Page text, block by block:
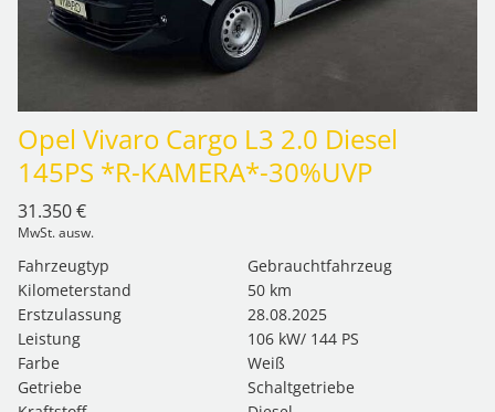
Opel Vivaro Cargo L3 2.0 Diesel
145PS *R-KAMERA*-30%UVP
31.350 €
MwSt. ausw.
Fahrzeugtyp
Gebrauchtfahrzeug
Kilometerstand
50 km
Erstzulassung
28.08.2025
Leistung
106 kW/ 144 PS
Farbe
Weiß
Getriebe
Schaltgetriebe